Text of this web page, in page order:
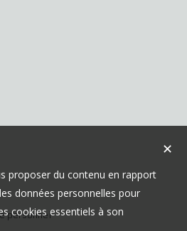
personnel
✕
proposer du contenu en rapport
données personnelles pour
cookies essentiels à son